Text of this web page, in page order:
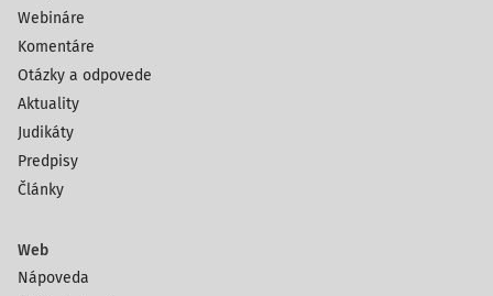
196 – Opravná položka k tovaru,
291 – Opravné položky ku krátkodobému
finančnému majetku,
391 – Opravná položka k pohľadávkam,
v prospech týchto účtov:
z prevádzkovej činnosti,
Webináre
Komentáre
Otázky a odpovede
Aktuality
Judikáty
Predpisy
Články
Web
Nápoveda